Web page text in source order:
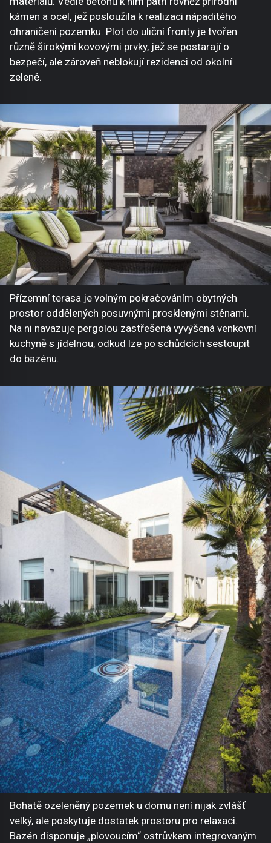
kámen a ocel, jež posloužila k realizaci nápaditého
ohraničení pozemku. Plot do uliční fronty je tvořen
různě širokými kovovými prvky, jež se postarají o
bezpečí, ale zároveň neblokují rezidenci od okolní
zeleně.
Přízemní terasa je volným pokračováním obytných
prostor oddělených posuvnými prosklenými stěnami.
Na ni navazuje pergolou zastřešená vyvýšená venkovní
kuchyně s jídelnou, odkud lze po schůdcích sestoupit
do bazénu.
Bohatě ozeleněný pozemek u domu není nijak zvlášť
velký, ale poskytuje dostatek prostoru pro relaxaci.
Bazén disponuje „plovoucím“ ostrůvkem integrovaným